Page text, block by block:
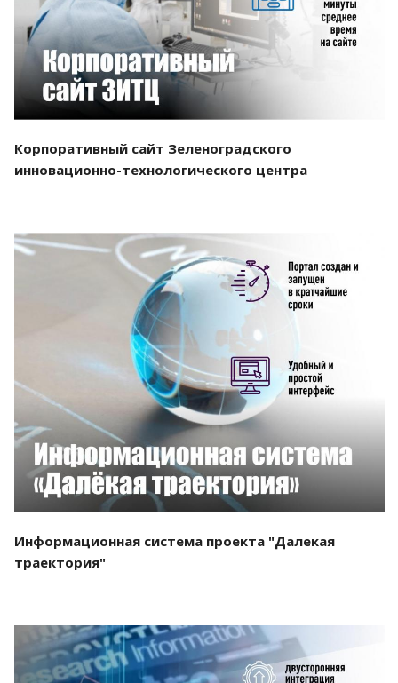
Корпоративный сайт Зеленоградского
инновационно-технологического центра
Смотреть проект
Информационная система проекта "Далекая
траектория"